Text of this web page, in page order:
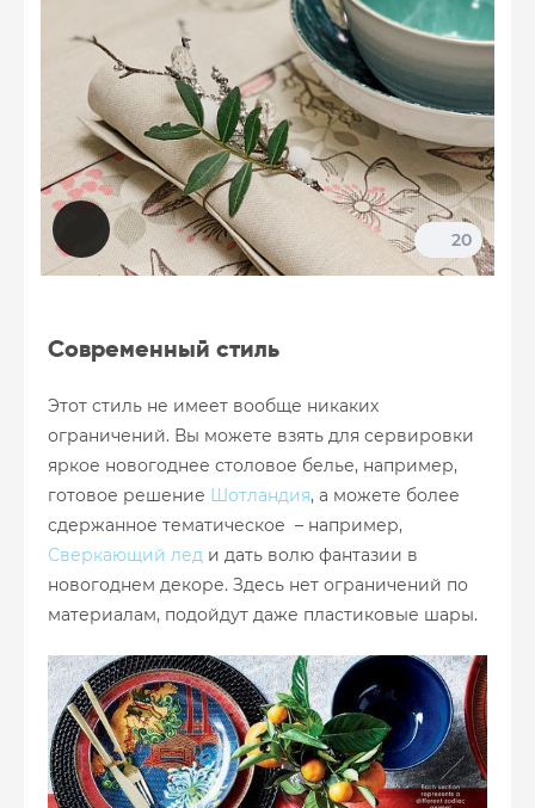
20
Современный стиль
Этот стиль не имеет вообще никаких
ограничений. Вы можете взять для сервировки
яркое новогоднее столовое белье, например,
готовое решение Шотландия, а можете более
сдержанное тематическое – например,
Сверкающий лед и дать волю фантазии в
новогоднем декоре. Здесь нет ограничений по
материалам, подойдут даже пластиковые шары.